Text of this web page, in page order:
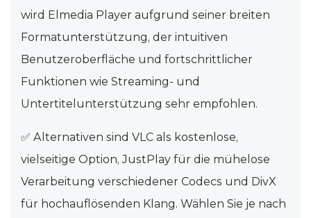
wird Elmedia Player aufgrund seiner breiten
Formatunterstützung, der intuitiven
Benutzeroberfläche und fortschrittlicher
Funktionen wie Streaming- und
Untertitelunterstützung sehr empfohlen.
✅ Alternativen sind VLC als kostenlose,
vielseitige Option, JustPlay für die mühelose
Verarbeitung verschiedener Codecs und DivX
für hochauflösenden Klang. Wählen Sie je nach